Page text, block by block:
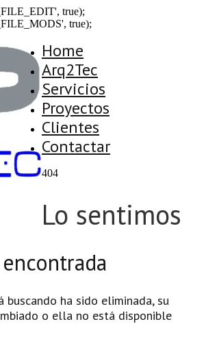
true);
true);
Home
Arq2Tec
Servicios
Proyectos
Clientes
Contactar
404
Lo sentimos
buscando ha sido eliminada, su
o ella no está disponible